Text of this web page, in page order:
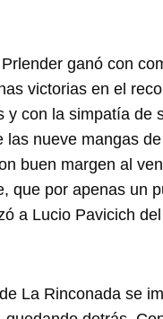
ganó con
victorias en el
y con la simpatía de
las nueve mangas
buen margen al
que por apenas un
a Lucio Pavicich
La Rinconada se